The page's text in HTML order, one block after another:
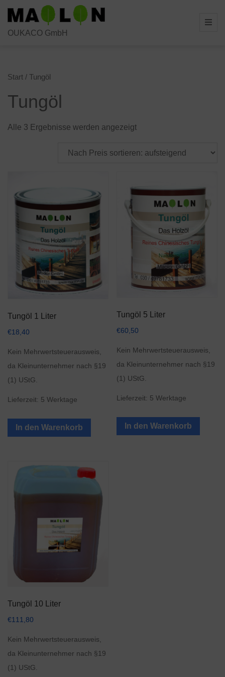
Skip
content
OUKACO GmbH
Start / Tungöl
Tungöl
Alle 3 Ergebnisse werden angezeigtNach
sortiert:
Tungöl 1 Liter
€18,40
Kein Mehrwertsteuerausweis,
da Kleinunternehmer nach §19
(1) UStG.
Lieferzeit: 5 Werktage
In den Warenkorb
Tungöl 5 Liter
€60,50
Kein Mehrwertsteuerausweis,
da Kleinunternehmer nach §19
(1) UStG.
Lieferzeit: 5 Werktage
In den Warenkorb
Tungöl 10 Liter
€111,80
Kein Mehrwertsteuerausweis,
da Kleinunternehmer nach §19
(1) UStG.